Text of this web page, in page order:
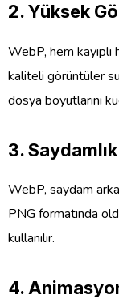
2.Yüksek
WebP, hem kayıplı
kaliteli görüntüler
dosya boyutlarını
3.
WebP, saydam
PNG formatında
kullanılır.
4.